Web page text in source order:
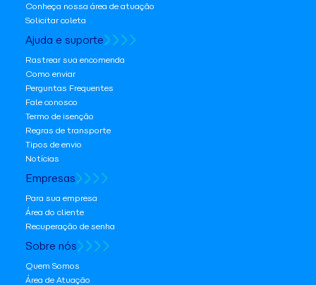
Conheça nossa área de atuação
Solicitar coleta
Ajuda e suporte
Rastrear sua encomenda
Como enviar
Perguntas Frequentes
Fale conosco
Termo de isenção
Regras de transporte
Tipos de envio
Notícias
Empresas
Para sua empresa
Área do cliente
Recuperação de senha
Sobre nós
Quem Somos
Área de Atuação